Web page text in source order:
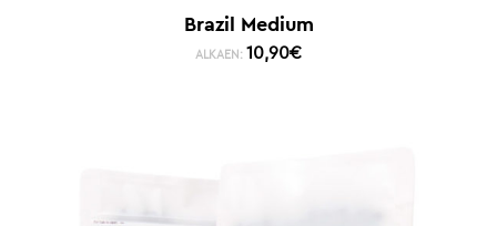
Brazil Medium
ALKAEN: 10,90€